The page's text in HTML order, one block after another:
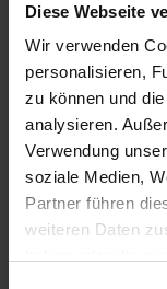
Diese Webseite
Wir verwenden
personalisieren,
zu können und
analysieren.
Verwendung
soziale Medien,
Partner führen
weiteren Daten
ein privater
mit seinem
Kinder oder
gemütlichen
tanken. Dieses
Komfort und
Detail sorgfältig
Rahmen für